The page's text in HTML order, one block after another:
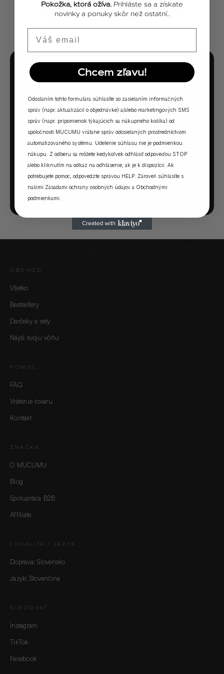
ZOBRAZIŤ VŠETKY PRÍBEHY
MUCUMU KVÍZ
Ktorá vôňa Vám
sadne?
5 otázok. Jedna odpoveď. Vaša ideálna MUCUMU
vôňa.
SPUSTIŤ KVÍZ →
OBCHOD
Všetko
Bestsellery
Darčeky a sety
Nájdi svoju vôňu
POMOC
FAQ
Vrátenie tovaru
Kontakt
ZNAČKA
O MUCUMU
Blog
Spolupráca B2B
Affiliate
LOKALITA / JAZYK
Doprava: Slovensko
Jazyk: Slovenčina
SLEDOVAŤ
Instagram
TikTok
Facebook
Pokožka, ktorá ožíva. Prihláste sa a získate
novinky a ponuky skôr než ostatní..
Chcem zľavu!
Odoslaním tohto formulára súhlasíte so zasielaním informačných
správ (napr. aktualizácií o objednávke) a/alebo marketingových SMS
správ (napr. pripomienok týkajúcich sa nákupného košíka) od
spoločnosti MUCUMU vrátane správ odosielaných prostredníctvom
automatizovaného systému. Udelenie súhlasu nie je podmienkou
nákupu. Z odberu sa môžete kedykoľvek odhlásiť odpoveďou STOP
alebo kliknutím na odkaz na odhlásenie, ak je k dispozícii. Ak
potrebujete pomoc, odpovedzte správou HELP. Zároveň súhlasíte s
našimi Zásadami ochrany osobných údajov a Obchodnými
podmienkami